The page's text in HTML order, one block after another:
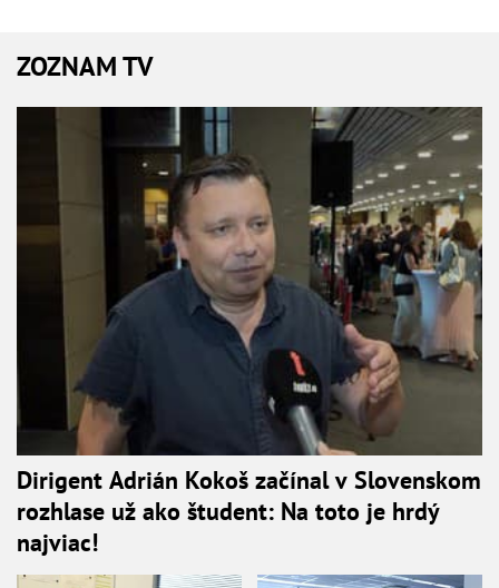
ZOZNAM TV
Dirigent Adrián Kokoš začínal v Slovenskom
rozhlase už ako študent: Na toto je hrdý
najviac!